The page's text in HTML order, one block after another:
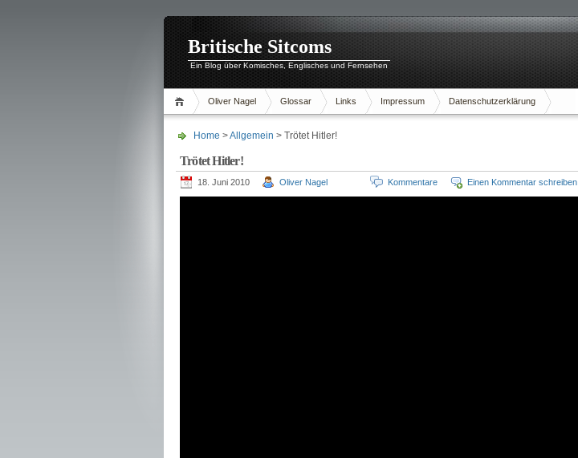
Britische Sitcoms
Ein Blog über Komisches, Englisches und Fernsehen
Oliver Nagel Glossar Links Impressum Datenschutzerklärung
Home >Allgemein > Trötet Hitler!
Trötet Hitler!
18. Juni 2010 Oliver Nagel Einen Kommentar schreiben
Kommentare